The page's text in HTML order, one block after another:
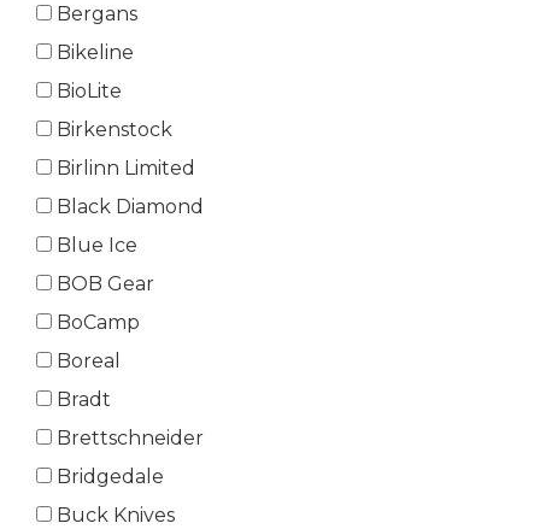
Bergans
Bikeline
BioLite
Birkenstock
Birlinn Limited
Black Diamond
Blue Ice
BOB Gear
BoCamp
Boreal
Bradt
Brettschneider
Bridgedale
Buck Knives